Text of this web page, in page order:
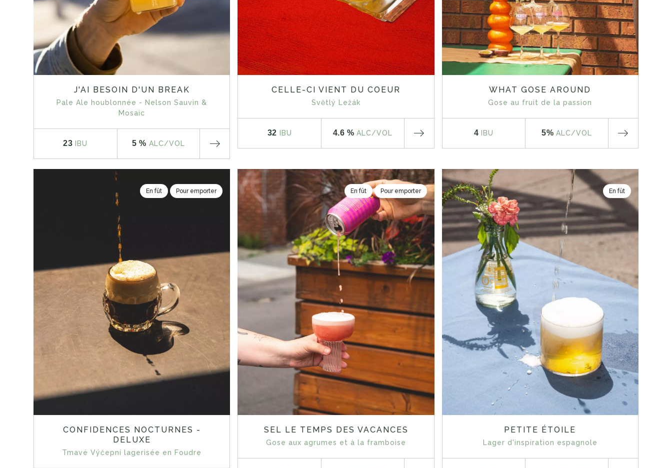
J'AI BESOIN D'UN BREAK
Pale Ale houblonnée - Nelson Sauvin &
Mosaic
23 IBU 5 % ALC/VOL
CELLE-CI VIENT DU COEUR
Světlý Ležák
32 IBU 4.6 % ALC/VOL
WHAT GOSE AROUND
Gose au fruit de la passion
4 IBU 5% ALC/VOL
En fût Pour emporter
CONFIDENCES NOCTURNES -
DELUXE
Tmavé Výčepní lagerisée en Foudre
En fût Pour emporter
SEL LE TEMPS DES VACANCES
Gose aux agrumes et à la framboise
En fût
PETITE ÉTOILE
Lager d'inspiration espagnole